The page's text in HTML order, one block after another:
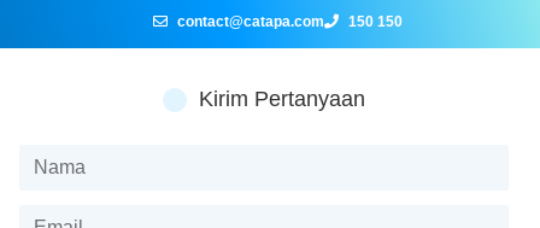
contact@catapa.com 150 150
Kirim Pertanyaan